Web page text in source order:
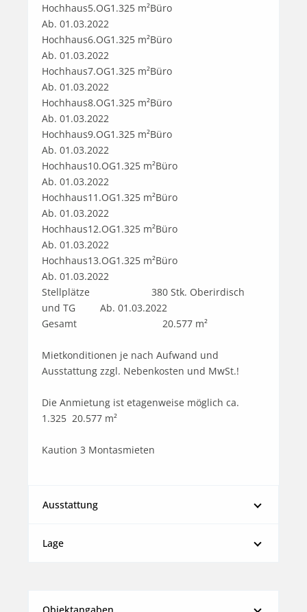
Hochhaus5.OG1.325 m²Büro
Ab. 01.03.2022
Hochhaus6.OG1.325 m²Büro
Ab. 01.03.2022
Hochhaus7.OG1.325 m²Büro
Ab. 01.03.2022
Hochhaus8.OG1.325 m²Büro
Ab. 01.03.2022
Hochhaus9.OG1.325 m²Büro
Ab. 01.03.2022
Hochhaus10.OG1.325 m²Büro
Ab. 01.03.2022
Hochhaus11.OG1.325 m²Büro
Ab. 01.03.2022
Hochhaus12.OG1.325 m²Büro
Ab. 01.03.2022
Hochhaus13.OG1.325 m²Büro
Ab. 01.03.2022
Stellplätze	                380 Stk. Oberirdisch
und TG         Ab. 01.03.2022
Gesamt	                            20.577 m²
Mietkonditionen je nach Aufwand und
Ausstattung zzgl. Nebenkosten und MwSt.!
Die Anmietung ist etagenweise möglich ca.
1.325  20.577 m²
Kaution 3 Montasmieten
Ausstattung
Lage